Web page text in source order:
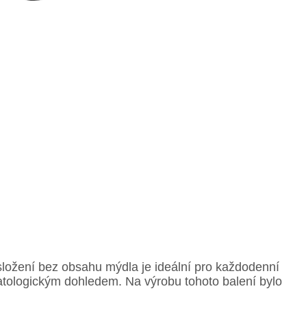
bez obsahu mýdla je ideální pro každodenní
dohledem. Na výrobu tohoto balení bylo